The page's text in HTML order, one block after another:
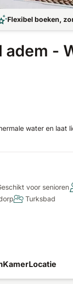
Flexibel boeken,
adem -
water en laat
voor senioren
Turksbad
KamerLocatie